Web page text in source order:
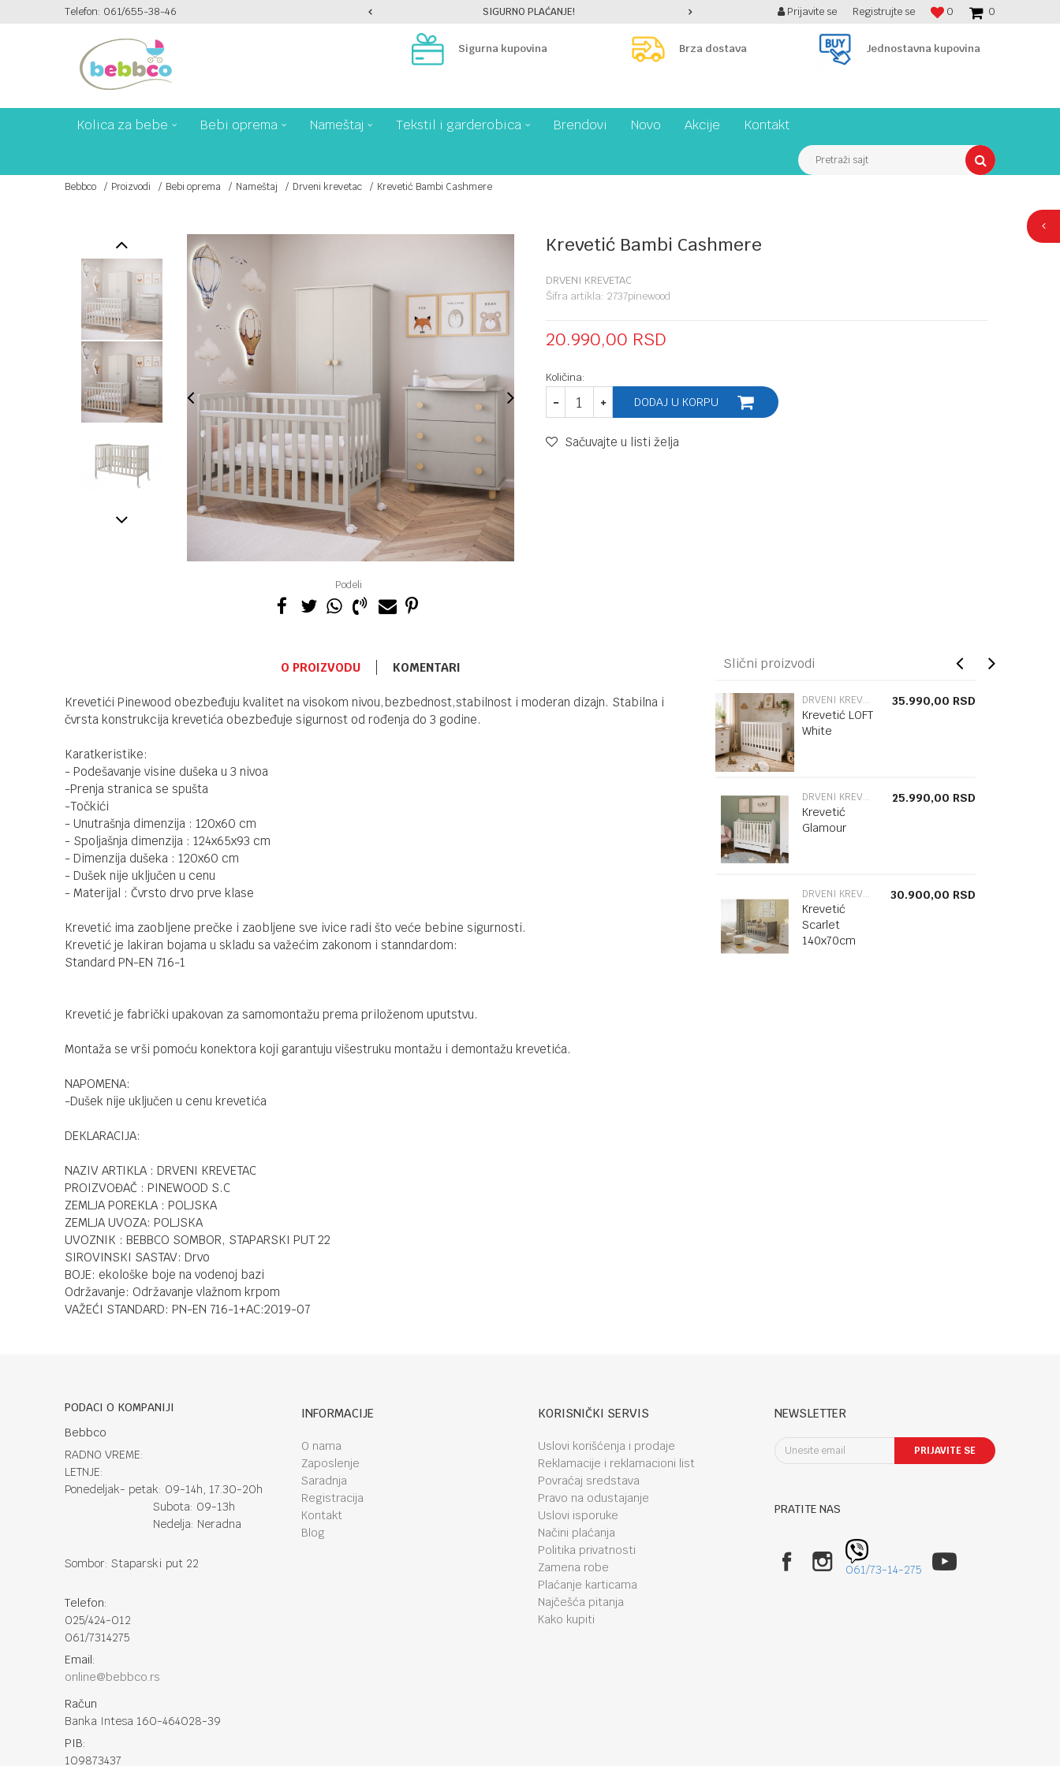
Telefon: 061/655-38-46PLAĆANJE PLATNIM KARTICAMA NA 6 RATA! SIGURNO PLAĆANJE! BESPLATNA ISPORUKA PREKO 7900 din! 0
0
Prijavite se Registrujte se
Sigurna kupovina Brza dostava Jednostavna kupovina
Kolica za bebe Bebi oprema Nameštaj Tekstil i garderobica Brendovi Novo Akcije Kontakt
Pretraži sajt
Bebbco Proizvodi Bebi oprema Nameštaj Drveni krevetac Krevetić Bambi Cashmere
Podeli
Krevetić Bambi Cashmere
DRVENI KREVETAC
Šifra artikla: 2737pinewood
20.990,00 RSD
Količina:
DODAJ U KORPU
Sačuvajte u listi želja
O PROIZVODU KOMENTARI
Krevetići Pinewood obezbeđuju kvalitet na visokom nivou,bezbednost,stabilnost i moderan dizajn. Stabilna i
čvrsta konstrukcija krevetića obezbeđuje sigurnost od rođenja do 3 godine.
Karatkeristike:
- Podešavanje visine dušeka u 3 nivoa
-Prenja stranica se spušta
-Točkići
- Unutrašnja dimenzija : 120x60 cm
- Spoljašnja dimenzija : 124x65x93 cm
- Dimenzija dušeka : 120x60 cm
- Dušek nije uključen u cenu
- Materijal : Čvrsto drvo prve klase
Krevetić ima zaobljene prečke i zaobljene sve ivice radi što veće bebine sigurnosti.
Krevetić je lakiran bojama u skladu sa važećim zakonom i stanndardom:
Standard PN-EN 716-1
Krevetić je fabrički upakovan za samomontažu prema priloženom uputstvu.
Montaža se vrši pomoću konektora koji garantuju višestruku montažu i demontažu krevetića.
NAPOMENA:
-Dušek nije uključen u cenu krevetića
DEKLARACIJA:
NAZIV ARTIKLA : DRVENI KREVETAC
PROIZVOĐAČ : PINEWOOD S.C
ZEMLJA POREKLA : POLJSKA
ZEMLJA UVOZA: POLJSKA
UVOZNIK : BEBBCO SOMBOR, STAPARSKI PUT 22
SIROVINSKI SASTAV: Drvo
BOJE: ekološke boje na vodenoj bazi
Održavanje: Održavanje vlažnom krpom
VAŽEĆI STANDARD: PN-EN 716-1+AC:2019-07
Slični proizvodi
DRVENI KREVETAC 7.990,00 DRVENI KREVETAC
Krevetić LOFT
White
35.990,00 RSD
DRVENI KREVETAC
Krevetić
Glamour
25.990,00 RSD
DRVENI KREVETAC
Krevetić
Scarlet
140x70cm
30.900,00 RSD
PODACI O KOMPANIJI
Bebbco
RADNO VREME:
LETNJE:
Ponedeljak- petak: 09-14h, 17.30-20h
Subota: 09-13h
Nedelja: Neradna
Sombor: Staparski put 22
Telefon:
025/424-012
061/7314275
Email:
online@bebbco.rs
Račun
Banka Intesa 160-464028-39
PIB:
109873437
INFORMACIJE
O nama
Zaposlenje
Saradnja
Registracija
Kontakt
Blog
KORISNIČKI SERVIS
Uslovi korišćenja i prodaje
Reklamacije i reklamacioni list
Povraćaj sredstava
Pravo na odustajanje
Uslovi isporuke
Načini plaćanja
Politika privatnosti
Zamena robe
Plaćanje karticama
Najčešća pitanja
Kako kupiti
NEWSLETTER
PRIJAVITE SE
PRATITE NAS
061/73-14-275